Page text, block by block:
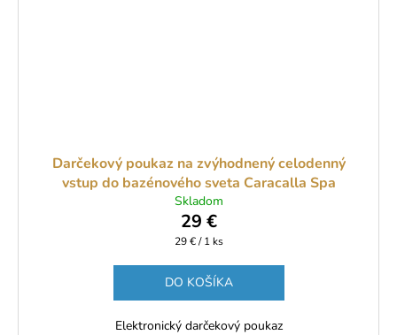
Darčekový poukaz na zvýhodnený celodenný
vstup do bazénového sveta Caracalla Spa
Skladom
29 €
Jednotková
29 € / 1 ks
DO KOŠÍKA
Elektronický darčekový poukaz